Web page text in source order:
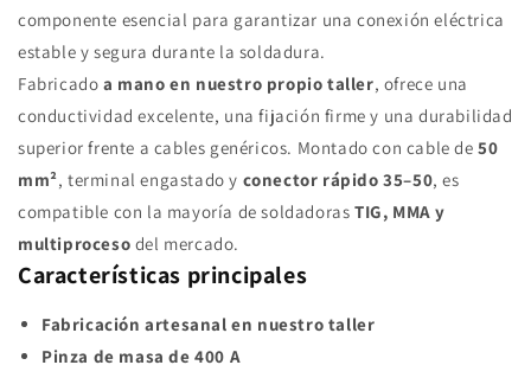
mano
3
metros
mano
3
metros
componente esencial para garantizar una conexión eléctrica
estable y segura durante la soldadura.
Fabricado a mano en nuestro propio taller, ofrece una
conductividad excelente, una fijación firme y una durabilidad
superior frente a cables genéricos. Montado con cable de50
mm², terminal engastado y conector rápido 35–50, es
compatible con la mayoría de soldadorasTIG, MMA y
multiproceso del mercado.
Características principales
Fabricación artesanal en nuestro taller
Pinza de masa de 400 A